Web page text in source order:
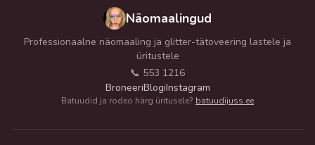
Näomaalingud
Professionaalne näomaaling ja glitter-tätoveering lastele ja
üritustele
📞 553 1216
BroneeriBlogiInstagram
Batuudid ja rodeo härg üritusele? batuudijuss.ee